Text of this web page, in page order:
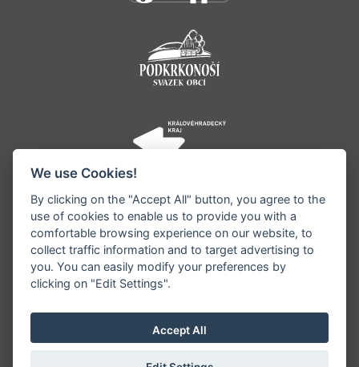
©1996 - 2026 Všechna práva vyhrazena serveru
zveřejňovaných informací a vyhrazuje si právo
We use Cookies!
By clicking on the "Accept All" button, you agree to the
use of cookies to enable us to provide you with a
comfortable browsing experience on our website, to
collect traffic information and to target advertising to
you. You can easily modify your preferences by
clicking on "Edit Settings".
Accept All